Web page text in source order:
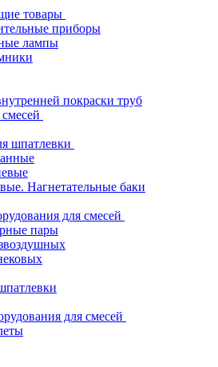
товары
приборы
лампы
покраски труб
шпатлевки
Нагнетательные баки
для смесей
пары
для смесей